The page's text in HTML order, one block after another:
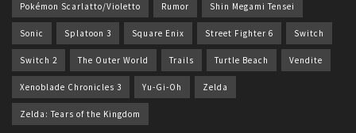
Pokémon Scarlatto/Violetto Rumor Shin Megami Tensei
Sonic Splatoon 3 Square Enix Street Fighter 6 Switch
Switch 2 The Outer World Trails Turtle Beach Vendite
Xenoblade Chronicles 3 Yu-Gi-Oh Zelda
Zelda: Tears of the Kingdom